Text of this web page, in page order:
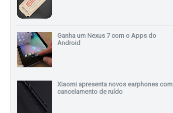
Ganha um Nexus 7 com o Apps do
Android
Xiaomi apresenta novos earphones com
cancelamento de ruído